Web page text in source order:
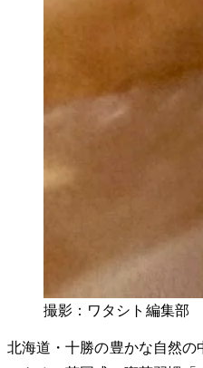
撮影：ワタシト編集部
北海道・十勝の豊かな自然